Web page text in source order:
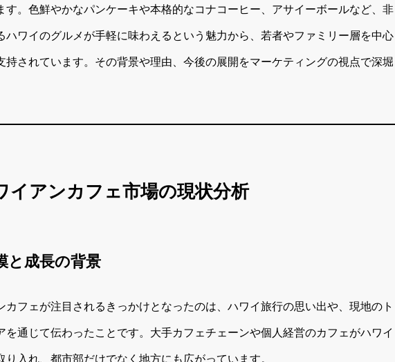
す。色鮮やかなパンケーキや本格的なコナコーヒー、アサイーボールなど、非
ハワイのグルメが手軽に味わえるという魅力から、若者やファミリー層を中心
持されています。その背景や理由、今後の展開をマーケティングの視点で深堀
イアンカフェ市場の現状分析
と成長の背景
カフェが注目されるきっかけとなったのは、ハワイ旅行の思い出や、現地のト
を通じて伝わったことです。大手カフェチェーンや個人経営のカフェがハワイ
り入れ、都市部だけでなく地方にも広がっています。